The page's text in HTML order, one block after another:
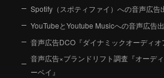
Spotify（スポティファイ）への音声広告
YouTubeとYoutube Musicへの音声広告
音声広告DCO『ダイナミックオーディオ
音声広告×ブランドリフト調査『オーデ
ーベイ』